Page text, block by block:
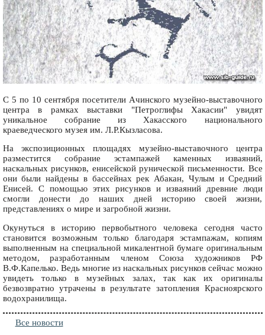
С 5 по 10 сентября посетители Ачинского музейно-выставочного
центра в рамках выставки "Петроглифы Хакасии" увидят
уникальное собрание из Хакасского национального
краеведческого музея им. Л.Р.Кызласова.
На экспозиционных площадях музейно-выставочного центра
разместится собрание эстампажей каменных изваяний,
наскальных рисунков, енисейской рунической письменности. Все
они были найдены в бассейнах рек Абакан, Чулым и Средний
Енисей. С помощью этих рисунков и изваяний древние люди
смогли донести до наших дней историю своей жизни,
представлениях о мире и загробной жизни.
Окунуться в историю первобытного человека сегодня часто
становится возможным только благодаря эстампажам, копиям
выполненным на специальной микалентной бумаге оригинальным
методом, разработанным членом Союза художников РФ
В.Ф.Капелько. Ведь многие из наскальных рисунков сейчас можно
увидеть только в музейных залах, так как их оригиналы
безвозвратно утрачены в результате затопления Красноярского
водохранилища.
Все новости